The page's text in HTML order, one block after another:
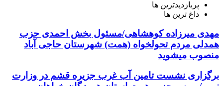
پربازدیدترین ها
داغ ترین ها
مهدی میرزاده کوهشاهی/مسئول بخش احمدی حزب
همدلی مردم تحولخواه (همت) شهرستان حاجی آباد
منصوب میشوید
برگزاری نشست تامین آب غرب جزیره قشم در وزارت